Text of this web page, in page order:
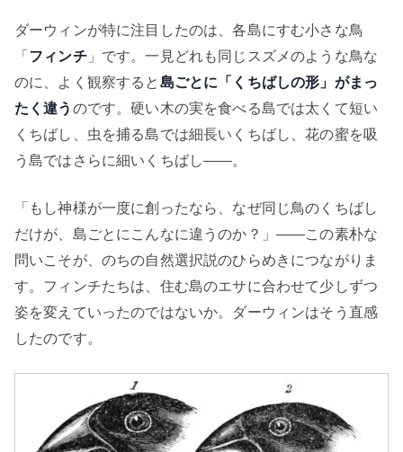
ダーウィンが特に注目したのは、各島にすむ小さな鳥
「 フィンチ」です。一見どれも同じスズメのような鳥な
のに、よく観察すると 島ごとに「くちばしの形」がまっ
たく違う のです。硬い木の実を食べる島では太くて短い
くちばし、虫を捕る島では細長いくちばし、花の蜜を吸
う島ではさらに細いくちばし——。
「もし神様が一度に創ったなら、なぜ同じ鳥のくちばし
だけが、島ごとにこんなに違うのか？」——この素朴な
問いこそが、のちの自然選択説のひらめきにつながりま
す。フィンチたちは、住む島のエサに合わせて少しずつ
姿を変えていったのではないか。ダーウィンはそう直感
したのです。